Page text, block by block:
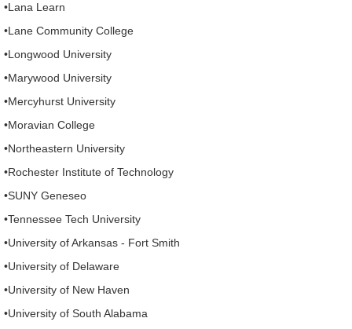
•Lana Learn
•Lane Community College
•Longwood University
•Marywood University
•Mercyhurst University
•Moravian College
•Northeastern University
•Rochester Institute of Technology
•SUNY Geneseo
•Tennessee Tech University
•University of Arkansas - Fort Smith
•University of Delaware
•University of New Haven
•University of South Alabama